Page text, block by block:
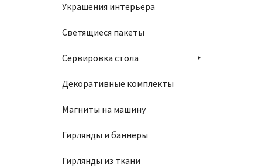
Украшения интерьера
Светящиеся пакеты
Сервировка стола
Декоративные комплекты
Магниты на машину
Гирлянды и баннеры
Гирлянды из ткани